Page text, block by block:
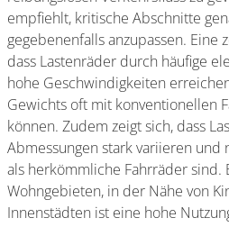
empfiehlt, kritische Abschnitte
gegebenenfalls anzupassen. Eine
dass Lastenräder durch häufige
hohe Geschwindigkeiten
Gewichts oft mit konventionellen
können. Zudem zeigt sich, dass
Abmessungen stark variieren und
als herkömmliche Fahrräder sind.
Wohngebieten, in der Nähe von
Innenstädten ist eine hohe